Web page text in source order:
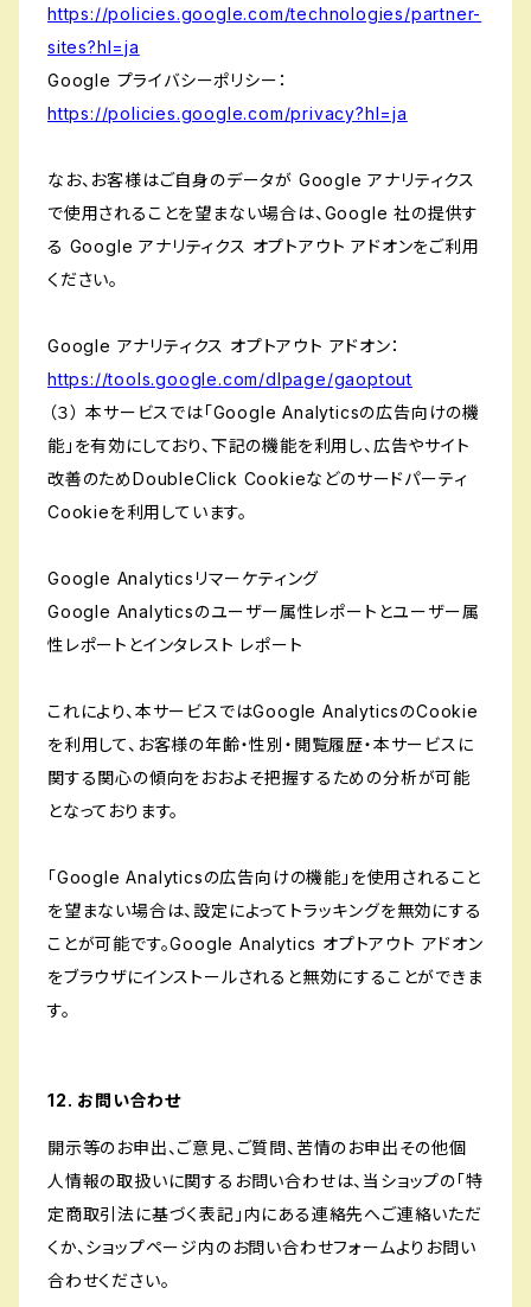
https://policies.google.com/technologies/partner-
sites?hl=ja
Google プライバシーポリシー：
https://policies.google.com/privacy?hl=ja
なお、お客様はご自身のデータが Google アナリティクス
で使用されることを望まない場合は、Google 社の提供す
る Google アナリティクス オプトアウト アドオンをご利用
ください。
Google アナリティクス オプトアウト アドオン：
https://tools.google.com/dlpage/gaoptout
（３） 本サービスでは「Google Analyticsの広告向けの機
能」を有効にしており、下記の機能を利用し、広告やサイト
改善のためDoubleClick Cookieなどのサードパーティ
Cookieを利用しています。
Google Analyticsリマーケティング
Google Analyticsのユーザー属性レポートとユーザー属
性レポートとインタレスト レポート
これにより、本サービスではGoogle AnalyticsのCookie
を利用して、お客様の年齢・性別・閲覧履歴・本サービスに
関する関心の傾向をおおよそ把握するための分析が可能
となっております。
「Google Analyticsの広告向けの機能」を使用されること
を望まない場合は、設定によってトラッキングを無効にする
ことが可能です。Google Analytics オプトアウト アドオン
をブラウザにインストールされると無効にすることができま
す。
12. お問い合わせ
開示等のお申出、ご意見、ご質問、苦情のお申出その他個
人情報の取扱いに関するお問い合わせは、当ショップの「特
定商取引法に基づく表記」内にある連絡先へご連絡いただ
くか、ショップページ内のお問い合わせフォームよりお問い
合わせください。